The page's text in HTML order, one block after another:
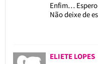
Enfim…
Não deixe de
ELIETE LOPES